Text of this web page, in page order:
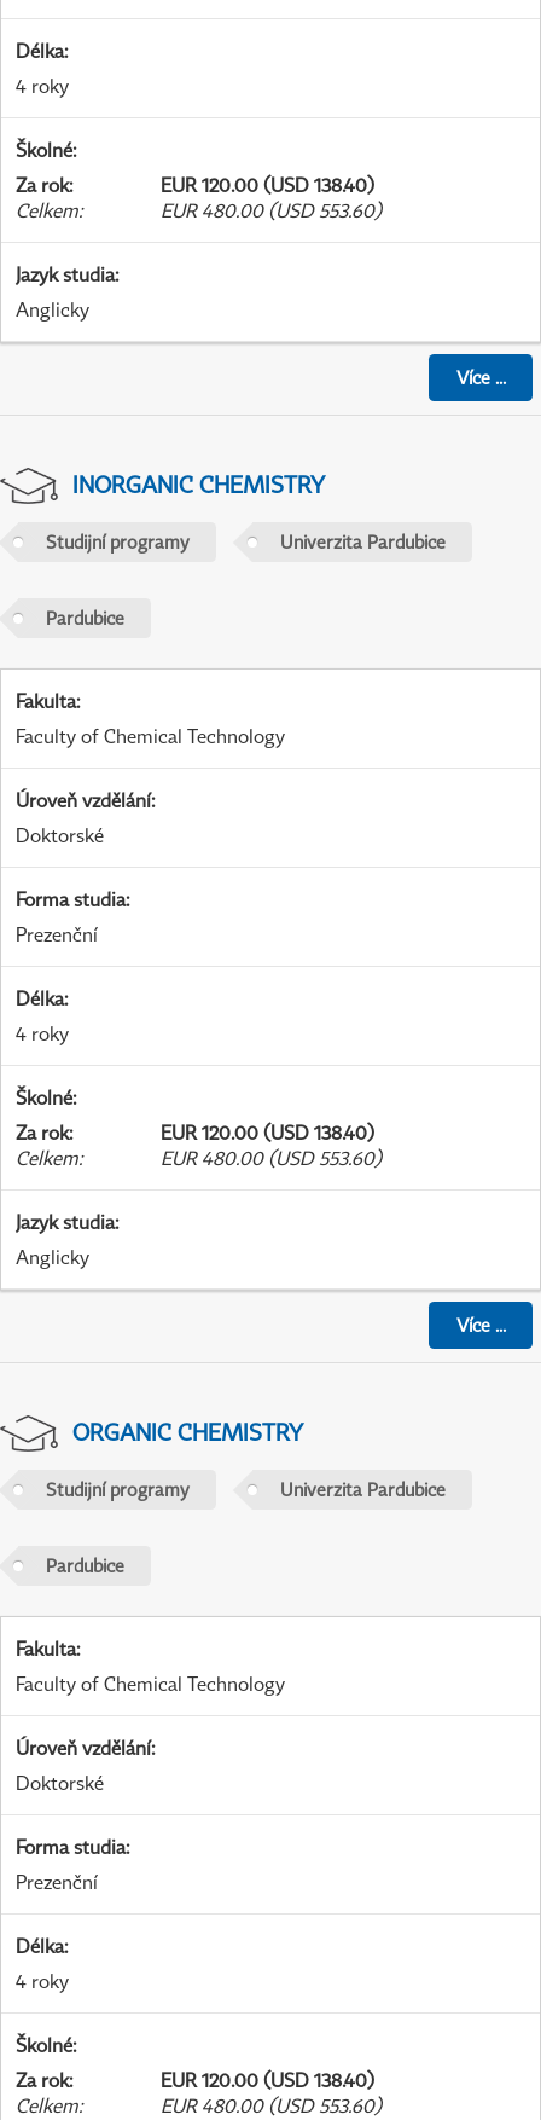
Délka:
4 roky
Školné:
Za rok:
EUR 120.00 (USD 138.40)
Celkem: EUR 480.00 (USD 553.60)
Jazyk studia:
Anglicky
Více...
INORGANIC CHEMISTRY
Studijní programy Univerzita Pardubice
Pardubice
Fakulta:
Faculty of Chemical Technology
Úroveň vzdělání:
Doktorské
Forma studia:
Prezenční
Délka:
4 roky
Školné:
Za rok:
EUR 120.00 (USD 138.40)
Celkem: EUR 480.00 (USD 553.60)
Jazyk studia:
Anglicky
Více...
ORGANIC CHEMISTRY
Studijní programy Univerzita Pardubice
Pardubice
Fakulta:
Faculty of Chemical Technology
Úroveň vzdělání:
Doktorské
Forma studia:
Prezenční
Délka:
4 roky
Školné:
Za rok:
EUR 120.00 (USD 138.40)
Celkem: EUR 480.00 (USD 553.60)